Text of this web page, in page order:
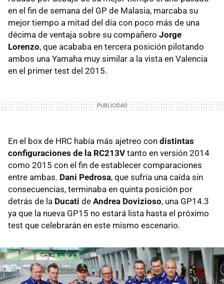
en el fin de semana del GP de Malasia, marcaba su
mejor tiempo a mitad del día con poco más de una
décima de ventaja sobre su compañero Jorge
Lorenzo, que acababa en tercera posición pilotando
ambos una Yamaha muy similar a la vista en Valencia
en el primer test del 2015.
En el box de HRC había más ajetreo con distintas
configuraciones de la RC213V tanto en versión 2014
como 2015 con el fin de establecer comparaciones
entre ambas. Dani Pedrosa, que sufría una caída sin
consecuencias, terminaba en quinta posición por
detrás de la Ducati de Andrea Dovizioso, una GP14.3
ya que la nueva GP15 no estará lista hasta el próximo
test que celebrarán en este mismo escenario.